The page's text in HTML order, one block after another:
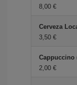
8,00 €
Cerveza
3,50 €
Cappuccino
2,00 €